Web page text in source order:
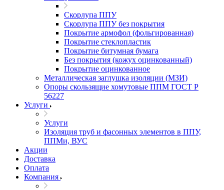
Скорлупа ППУ
Скорлупа ППУ без покрытия
Покрытие армофол (фольгированная)
Покрытие стеклопластик
Покрытие битумная бумага
Без покрытия (кожух оцинкованный)
Покрытие оцинкованное
Металлическая заглушка изоляции (МЗИ)
Опоры скользящие хомутовые ППМ ГОСТ Р
56227
Услуги
Услуги
Изоляция труб и фасонных элементов в ППУ,
ППМи, ВУС
Акции
Доставка
Оплата
Компания